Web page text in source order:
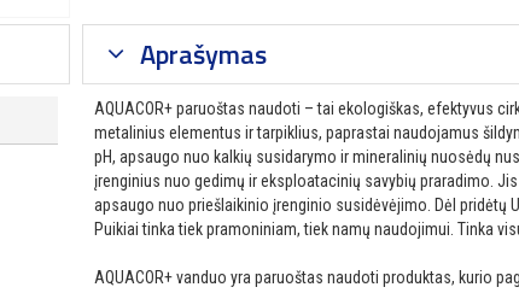
Aprašymas
AQUACOR+ paruoštas naudoti – tai ekologiškas, efektyvus
metalinius elementus ir tarpiklius, paprastai naudojamus
pH, apsaugo nuo kalkių susidarymo ir mineralinių nuosėdų
įrenginius nuo gedimų ir eksploatacinių savybių praradimo.
apsaugo nuo priešlaikinio įrenginio susidėvėjimo. Dėl pridėtų
Puikiai tinka tiek pramoniniam, tiek namų naudojimui. Tinka
AQUACOR+ vanduo yra paruoštas naudoti produktas, kurio